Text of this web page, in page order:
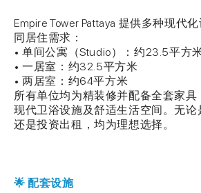
Empire Tower Pattaya 提供多种现代
同居住需求：
• 单间公寓（Studio）：约23.5平方
• 一居室：约32.5平方米
• 两居室：约64平方米
所有单位均为精装修并配备全套家具
现代卫浴设施及舒适生活空间。无论
还是投资出租，均为理想选择。
🌟 配套设施